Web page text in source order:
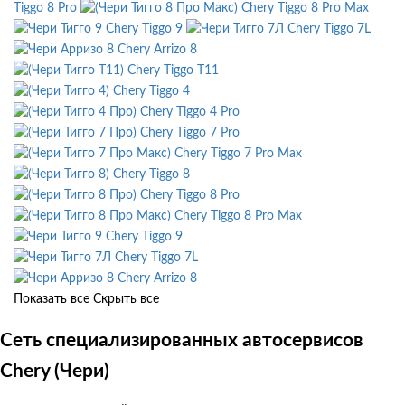
Tiggo 8 Pro
Chery Tiggo 8 Pro Max
Chery Tiggo 9
Chery Tiggo 7L
Chery Arrizo 8
Chery Tiggo T11
Chery Tiggo 4
Chery Tiggo 4 Pro
Chery Tiggo 7 Pro
Chery Tiggo 7 Pro Max
Chery Tiggo 8
Chery Tiggo 8 Pro
Chery Tiggo 8 Pro Max
Chery Tiggo 9
Chery Tiggo 7L
Chery Arrizo 8
Показать все Скрыть все
Сеть специализированных автосервисов
Chery (Чери)